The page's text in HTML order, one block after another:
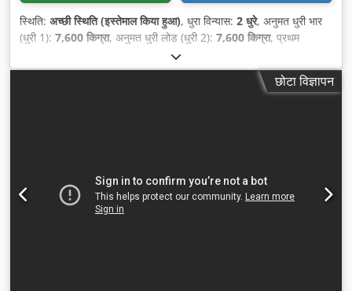
स्थिति: अच्छी स्थिति (इस्तेमाल किया हुआ), धुरा विन्यास: 2 धुरे, अनुमत धुरी भार
(धुरी 1): 7,600 किग्रा, अनुमत धुरी लोड (धुरी 2): 7,600 किग्रा, प्रथम
13,970 मिमी
सस्पेंशन:हवा, टायर का आकार:205 / 65 / R17.5, व्हीलबेस:8,740 मिमी,
छोटा विज्ञापन